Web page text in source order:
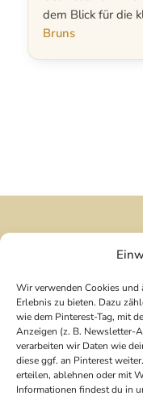
Wir verwenden Cookies
Erlebnis zu bieten. Dazu
wie dem Pinterest-Tag, mit
Anzeigen (z. B. Newsletter-
verarbeiten wir Daten wie
diese ggf. an Pinterest
erteilen, ablehnen oder mit
Informationen findest du in
dem Blick für die
Bruns
sagen? Ich
Nachricht.
Zum